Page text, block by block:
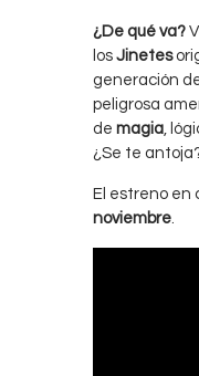
¿De qué va?
los Jinetes
generación
peligrosa
de magia ,
¿Se te
El estreno en
noviembre